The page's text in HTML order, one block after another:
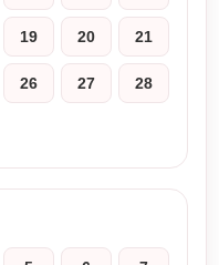
19 20 21
26 27 28